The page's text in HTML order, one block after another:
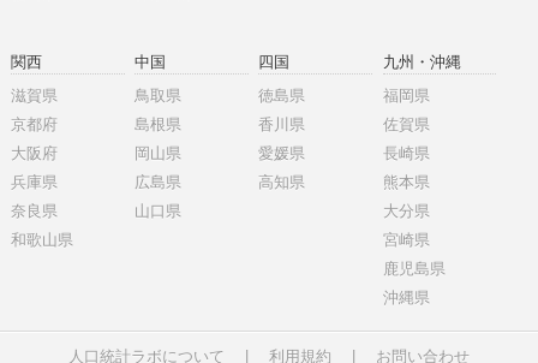
関西
滋賀県
京都府
大阪府
兵庫県
奈良県
和歌山県
中国
鳥取県
島根県
岡山県
広島県
山口県
四国
徳島県
香川県
愛媛県
高知県
九州・沖縄
福岡県
佐賀県
長崎県
熊本県
大分県
宮崎県
鹿児島県
沖縄県
人口統計ラボについて 利用規約 お問い合わせ